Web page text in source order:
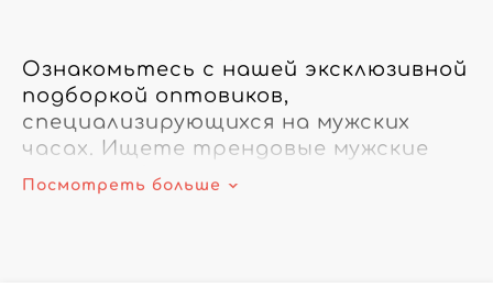
Ознакомьтесь с нашей эксклюзивной
подборкой оптовиков,
специализирующихся на мужских
часах. Ищете трендовые мужские
часы или более доступные
Посмотреть больше